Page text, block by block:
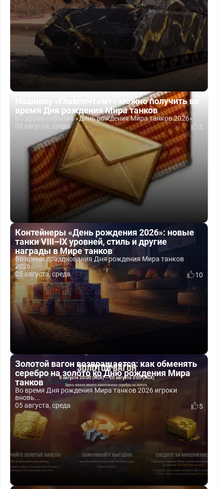
Нашивку «Главпочтамт» можно получить во
время Дня рождения Мира танков
Во время события «День рождения Мира танков 2026»...
05 августа, среда
5
Контейнеры «День рождения 2026»: новые
танки VIII–IX уровней, стиль и другие
награды в Мире танков
Во время празднования Дня рождения Мира танков
2026...
05 августа, среда
10
Золотой вагон возвращается: как обменять
серебро на золото ко Дню рождения Мира
танков
Во время Дня рождения Мира танков 2026 игроки
вновь...
05 августа, среда
5